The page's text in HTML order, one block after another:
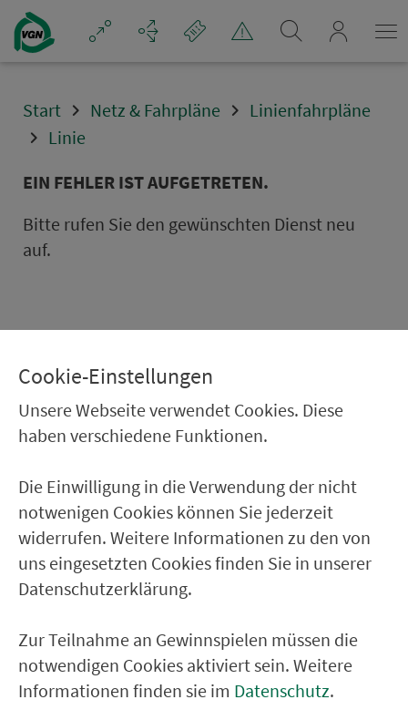
Navigation überspringen
Start Netz & Fahrpläne
Linienfahrpläne
Linie
EIN FEHLER IST AUFGETRETEN.
Bitte rufen Sie den gewünschten Dienst neu
auf.
Ver­kehrs­ver­bund Groß­raum
22.000 Qua­drat­ki­lo­me­ter. 130 Ver­kehrs­un­
ter­neh­men. 1.100 Linien. Eine Fahr­kar­te.
Ver­bin­dungen
Abfahrten
Tickets & Preise
Cookie-Einstellungen
Unsere Webseite verwendet Cookies. Diese
haben verschiedene Funktionen.
Die Einwilligung in die Verwendung der nicht
notwenigen Cookies können Sie jederzeit
widerrufen. Weitere Informationen zu den von
uns eingesetzten Cookies finden Sie in unserer
Datenschutzerklärung.
Zur Teilnahme an Gewinnspielen müssen die
notwendigen Cookies aktiviert sein. Weitere
Informationen finden sie im Datenschutz.